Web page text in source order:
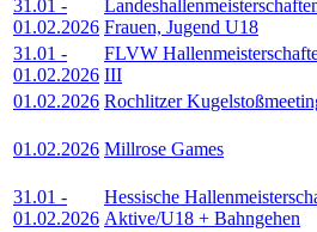
31.01 -
01.02.2026 Frauen, Jugend U18
31.01 -
01.02.2026
FLVW
III
01.02.2026 Rochlitzer
01.02.2026 Millrose Games
31.01 -
01.02.2026
Hessische
Aktive/U18 + Bahngehen